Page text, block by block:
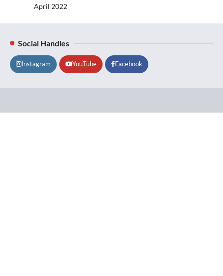
April 2022
Social Handles
Instagram YouTube Facebook